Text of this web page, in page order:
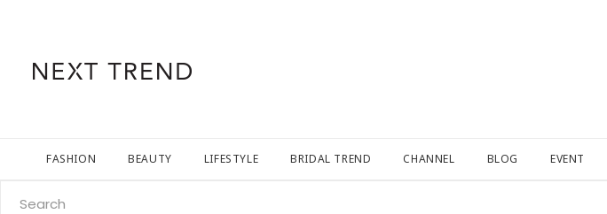
FASHION BEAUTY LIFESTYLE BRIDAL TREND CHANNEL BLOG EVENT